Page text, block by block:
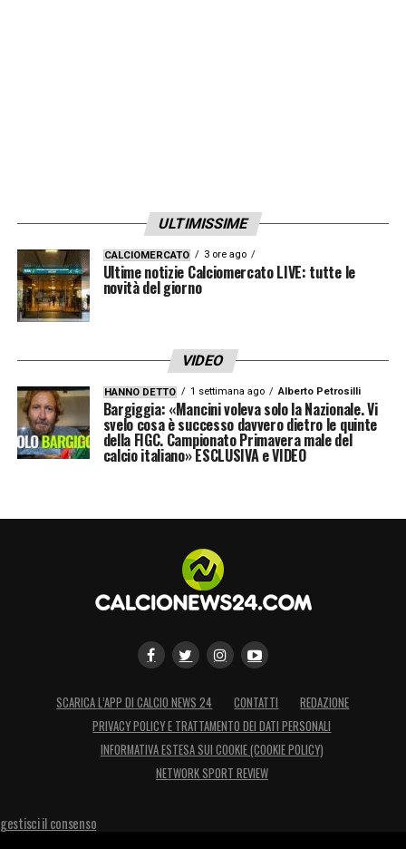
compare il dettaglio “A.S. Roma”, anch’esso
ripreso dalle tessere degli abbonati Anni
30.»
LA PLAYLIST DELLE NOSTRE TOP NEWS
ULTIMISSIME
CALCIOMERCATO 3 ore ago
Ultime notizie Calciomercato LIVE: tutte le
novità del giorno
VIDEO
HANNO DETTO 1 settimana ago Alberto Petrosilli
Bargiggia: «Mancini voleva solo la Nazionale. Vi
svelo cosa è successo davvero dietro le quinte
della FIGC. Campionato Primavera male del
calcio italiano» ESCLUSIVA e VIDEO
SCARICA L’APP DI CALCIO NEWS 24 CONTATTI
REDAZIONE
PRIVACY POLICY E TRATTAMENTO DEI DATI PERSONALI
INFORMATIVA ESTESA SUI COOKIE (COOKIE POLICY)
NETWORK SPORT REVIEW
gestisci il consenso